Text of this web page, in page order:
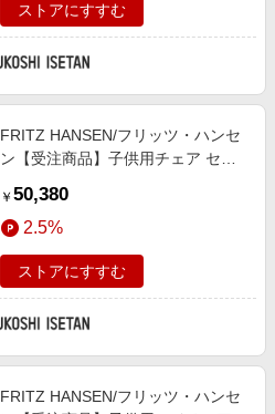
ストアにすすむ
FRITZ HANSEN/フリッツ・ハンセ
ン【受注商品】子供用チェア セブ
ーズ 椅子【三越伊勢丹/公式】
￥ 50,380
2.5%
ストアにすすむ
FRITZ HANSEN/フリッツ・ハンセ